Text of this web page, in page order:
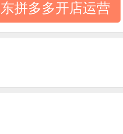
拼多多开店运营